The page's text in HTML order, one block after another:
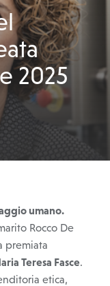
2025
umano.
Rocco De
premiata
Teresa Fasce.
etica,